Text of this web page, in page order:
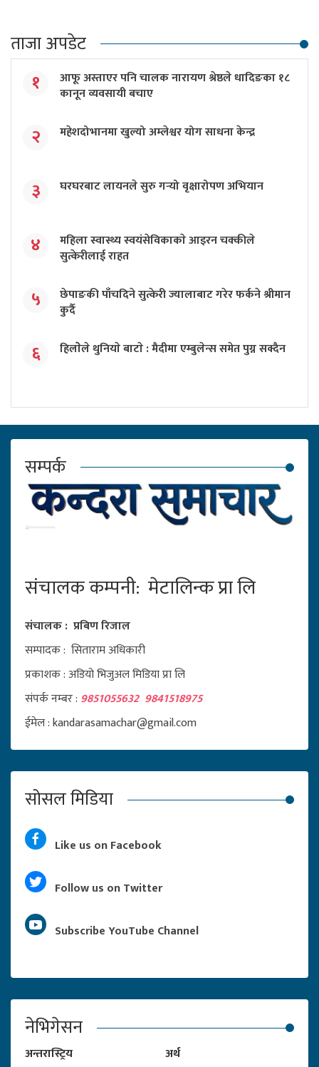
ताजा अपडेट
१
आफू अस्ताएर पनि चालक नारायण श्रेष्ठले धादिङका १८
कानून व्यवसायी बचाए
२ महेशदोभानमा खुल्यो अम्लेश्वर योग साधना केन्द्र
३ घरघरबाट लायनले सुरु गर्‍यो वृक्षारोपण अभियान
४
महिला स्वास्थ्य स्वयंसेविकाकाे आइरन चक्कीले
सुत्केरीलाई राहत
५
छेपाङकी पाँचदिने सुत्केरी ज्यालाबाट गरेर फर्कने श्रीमान
कुर्दै
६ हिलाेेले थुनियाे बाटाे : मैदीमा एम्बुलेन्स समेत पुग्न सक्दैन
सम्पर्क
संचालक कम्पनी: मेटालिन्क प्रा लि
संचालक : प्रबिण रिजाल
सम्पादक : सिताराम अधिकारी
प्रकाशक : अडियो भिजुअल मिडिया प्रा लि
संपर्क नम्बर : 9851055632 9841518975
ईमेल : kandarasamachar@gmail.com
सोसल मिडिया
Like us on Facebook
Follow us on Twitter
Subscribe YouTube Channel
नेभिगेसन
अन्तरास्ट्रिय अर्थ